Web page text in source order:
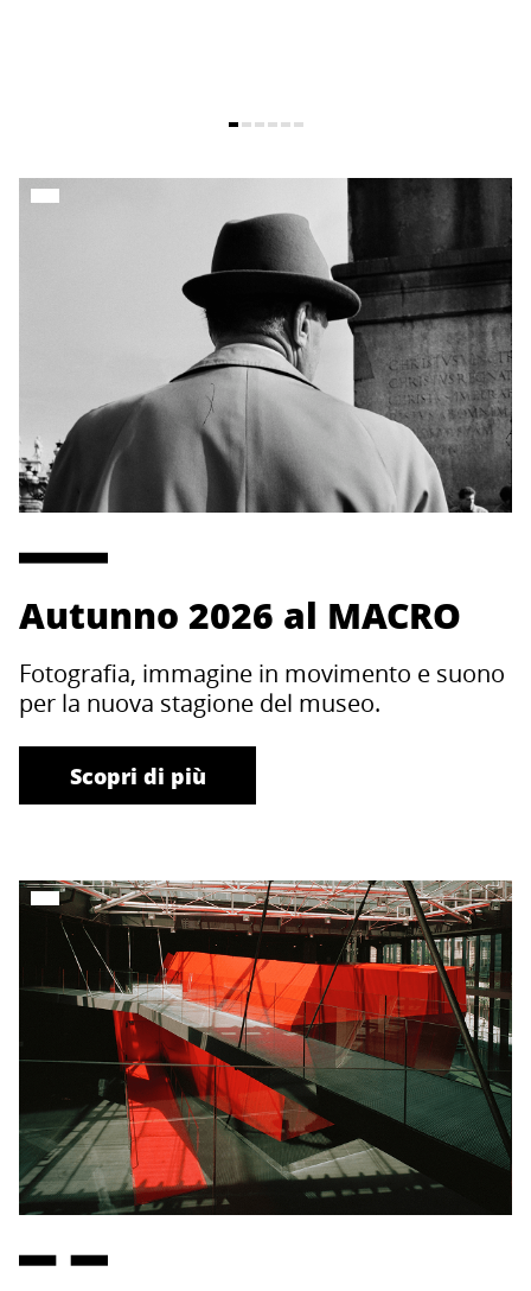
Autunno 2026 al MACRO
Fotografia, immagine in movimento e suono
per la nuova stagione del museo.
Scopri di più